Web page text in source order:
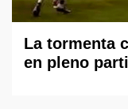
La tormenta
en pleno